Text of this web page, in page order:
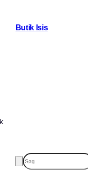
Butik Isis
Søg